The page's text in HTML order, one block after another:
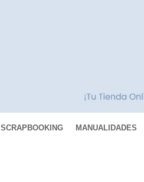
SCRAPBOOKING MANUALIDADES